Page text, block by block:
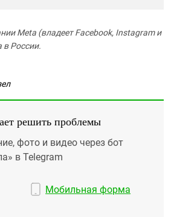
Meta (владеет Facebook, Instagram и
в России.
решить проблемы
фото и видео через бот
в Telegram
Мобильная форма